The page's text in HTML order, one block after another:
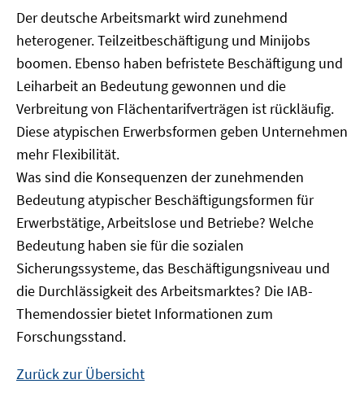
Der deutsche Arbeitsmarkt wird zunehmend
heterogener. Teilzeitbeschäftigung und Minijobs
boomen. Ebenso haben befristete Beschäftigung und
Leiharbeit an Bedeutung gewonnen und die
Verbreitung von Flächentarifverträgen ist rückläufig.
Diese atypischen Erwerbsformen geben Unternehmen
mehr Flexibilität.
Was sind die Konsequenzen der zunehmenden
Bedeutung atypischer Beschäftigungsformen für
Erwerbstätige, Arbeitslose und Betriebe? Welche
Bedeutung haben sie für die sozialen
Sicherungssysteme, das Beschäftigungsniveau und
die Durchlässigkeit des Arbeitsmarktes? Die IAB-
Themendossier bietet Informationen zum
Forschungsstand.
Zurück zur Übersicht